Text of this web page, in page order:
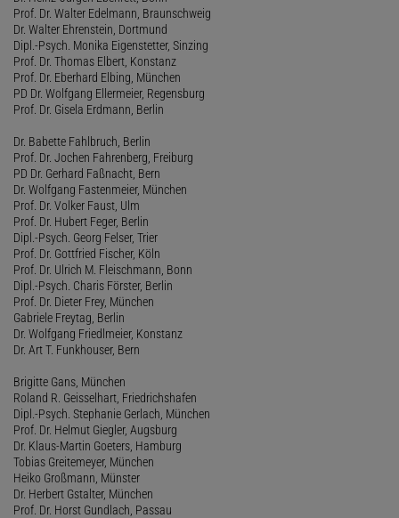
Prof. Dr. Walter Edelmann, Braunschweig
Dr. Walter Ehrenstein, Dortmund
Dipl.-Psych. Monika Eigenstetter, Sinzing
Prof. Dr. Thomas Elbert, Konstanz
Prof. Dr. Eberhard Elbing, München
PD Dr. Wolfgang Ellermeier, Regensburg
Prof. Dr. Gisela Erdmann, Berlin
Dr. Babette Fahlbruch, Berlin
Prof. Dr. Jochen Fahrenberg, Freiburg
PD Dr. Gerhard Faßnacht, Bern
Dr. Wolfgang Fastenmeier, München
Prof. Dr. Volker Faust, Ulm
Prof. Dr. Hubert Feger, Berlin
Dipl.-Psych. Georg Felser, Trier
Prof. Dr. Gottfried Fischer, Köln
Prof. Dr. Ulrich M. Fleischmann, Bonn
Dipl.-Psych. Charis Förster, Berlin
Prof. Dr. Dieter Frey, München
Gabriele Freytag, Berlin
Dr. Wolfgang Friedlmeier, Konstanz
Dr. Art T. Funkhouser, Bern
Brigitte Gans, München
Roland R. Geisselhart, Friedrichshafen
Dipl.-Psych. Stephanie Gerlach, München
Prof. Dr. Helmut Giegler, Augsburg
Dr. Klaus-Martin Goeters, Hamburg
Tobias Greitemeyer, München
Heiko Großmann, Münster
Dr. Herbert Gstalter, München
Prof. Dr. Horst Gundlach, Passau